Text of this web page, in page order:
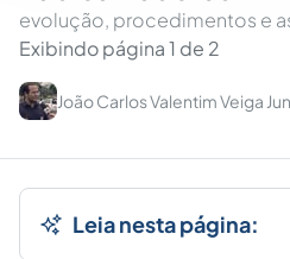
evolução, procedimentos e
Exibindo página 1 de 2
João Carlos Valentim Veiga
Leia nesta página: